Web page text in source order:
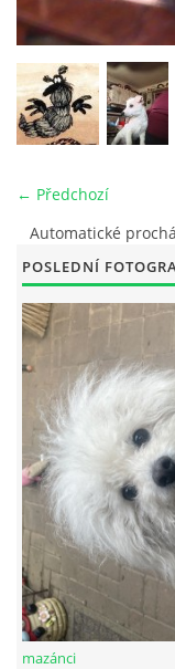
© 2026 eStránky.cz |
← Předchozí
Automatické
POSLEDNÍ
mazánci